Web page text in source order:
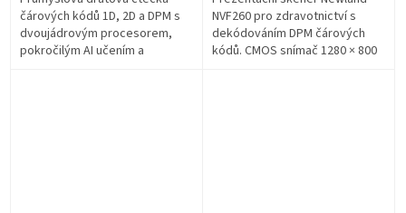
čárových kódů 1D, 2D a DPM s
dvoujádrovým procesorem,
pokročilým AI učením a
NVF260 pro zdravotnictví s
dekódováním DPM čárových
kódů. CMOS snímač 1280 × 800